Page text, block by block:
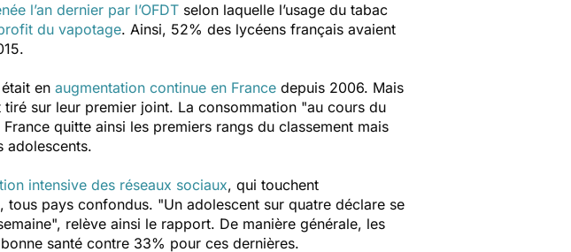
l’an dernier par l’OFDT selon laquelle l’usage du tabac
du vapotage. Ainsi, 52% des lycéens français avaient
en augmentation continue en France depuis 2006. Mais
sur leur premier joint. La consommation "au cours du
quitte ainsi les premiers rangs du classement mais
adolescents.
intensive des réseaux sociaux, qui touchent
tous pays confondus. "Un adolescent sur quatre déclare se
", relève ainsi le rapport. De manière générale, les
santé contre 33% pour ces dernières.